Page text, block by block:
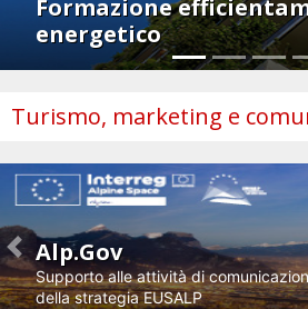
Formazione
energetico
Turismo, marketing e
Alp.Gov
Supporto alle attività di
della strategia EUSALP
Previous